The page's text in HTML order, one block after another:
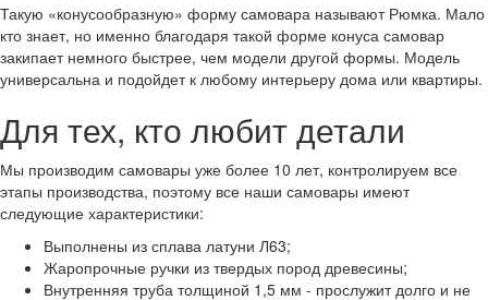
Такую «конусообразную» форму самовара называют Рюмка. Мало
кто знает, но именно благодаря такой форме конуса самовар
закипает немного быстрее, чем модели другой формы. Модель
универсальна и подойдет к любому интерьеру дома или квартиры.
Для тех, кто любит детали
Мы производим самовары уже более 10 лет, контролируем все
этапы производства, поэтому все наши самовары имеют
следующие характеристики:
Выполнены из сплава латуни Л63;
Жаропрочные ручки из твердых пород древесины;
Внутренняя труба толщиной 1,5 мм - прослужит долго и не